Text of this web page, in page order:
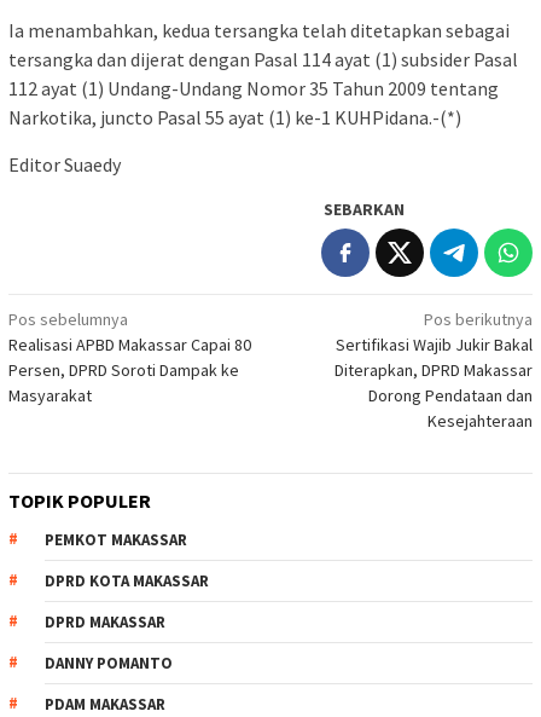
Ia menambahkan, kedua tersangka telah ditetapkan sebagai
tersangka dan dijerat dengan Pasal 114 ayat (1) subsider Pasal
112 ayat (1) Undang-Undang Nomor 35 Tahun 2009 tentang
Narkotika, juncto Pasal 55 ayat (1) ke-1 KUHPidana.-(*)
Editor Suaedy
SEBARKAN
Navigasi
pos
Pos sebelumnya
Realisasi APBD Makassar Capai 80
Persen, DPRD Soroti Dampak ke
Masyarakat
Pos berikutnya
Sertifikasi Wajib Jukir Bakal
Diterapkan, DPRD Makassar
Dorong Pendataan dan
Kesejahteraan
TOPIK POPULER
PEMKOT MAKASSAR
DPRD KOTA MAKASSAR
DPRD MAKASSAR
DANNY POMANTO
PDAM MAKASSAR